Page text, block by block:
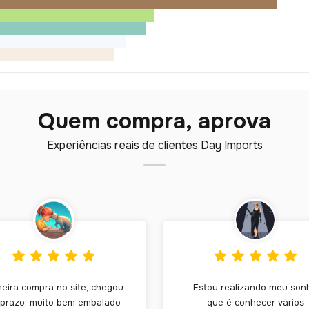
Quem compra, aprova
Experiências reais de clientes Day Imports
compra no site, chegou
muito bem embalado
Estou realizando meu
que é conhecer vários